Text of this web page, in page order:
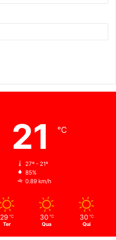
21 ℃
27º - 21º
85%
0.89 km/h
29 ℃
Ter
30 ℃
Qua
30 ℃
Qui